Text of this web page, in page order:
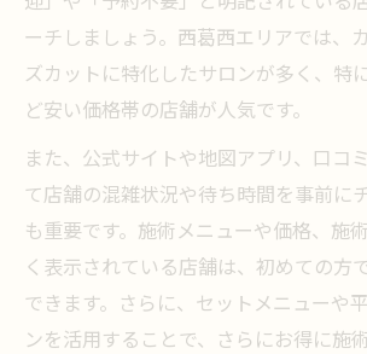
ーチしましょう。西葛西エリアでは、
ズカットに特化したサロンが多く、特
ど安い価格帯の店舗が人気です。
また、公式サイトや地図アプリ、口コ
て店舗の混雑状況や待ち時間を事前に
も重要です。施術メニューや価格、施
く表示されている店舗は、初めての方
できます。さらに、セットメニューや
ンを活用することで、さらにお得に施